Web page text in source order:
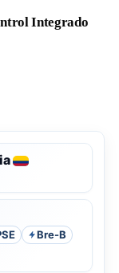
Integrado
Bre-B